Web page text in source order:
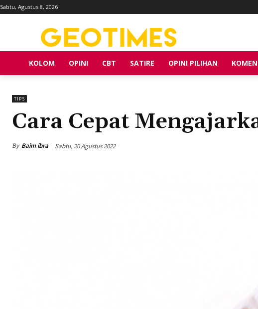
Sabtu, Agustus 8, 2026
KOLOM OPINI CBT SATIRE OPINI PILIHAN
TIPS
Cara Cepat
By Baim ibra Sabtu, 20 Agustus 2022